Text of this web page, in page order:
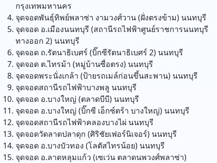
กรุงเทพมหานคร
จุดจอดพันธุ์ทิพย์พลาซ่า งามวงศ์วาน (ฝั่งตรงข้าม) นนทบุรี
จุดจอด อ.เมืองนนทบุรี (สถานีรถไฟฟ้าศูนย์ราชการนนทบุรี
ทางออก 2) นนทบุรี
จุดจอด ถ.รัตนาธิเบศร์ (บิ๊กซีรัตนาธิเบศร์ 2) นนทบุรี
จุดจอด ต.ไทรม้า (หมู่บ้านซื่อตรง) นนทบุรี
จุดจอดพระนั่งเกล้า (ป้ายรถเมล์ก่อนขึ้นสะพาน) นนทบุรี
จุดจอดสถานีรถไฟฟ้าบางพลู นนทบุรี
จุดจอด อ.บางใหญ่ (ตลาดบีบี) นนทบุรี
จุดจอด อ.บางใหญ่ (บิ๊กซี เอ็กซ์ตร้า บางใหญ่) นนทบุรี
จุดจอดสถานีรถไฟฟ้าคลองบางไผ่ นนทบุรี
จุดจอดวัดลาดปลาดุก (ศิริชัยเฟอร์นิเจอร์) นนทบุรี
จุดจอด อ.บางบัวทอง (โลตัสไทรน้อย) นนทบุรี
จุดจอด อ.ลาดหลุมแก้ว (เซเว่น ตลาดนพวงศ์พลาซ่า)